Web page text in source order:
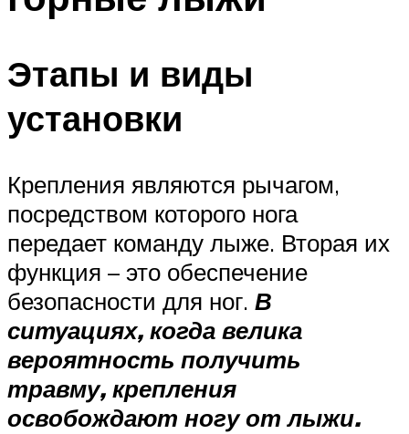
Этапы и виды
установки
Крепления являются рычагом,
посредством которого нога
передает команду лыже. Вторая их
функция – это обеспечение
безопасности для ног. В
ситуациях, когда велика
вероятность получить
травму, крепления
освобождают ногу от лыжи.